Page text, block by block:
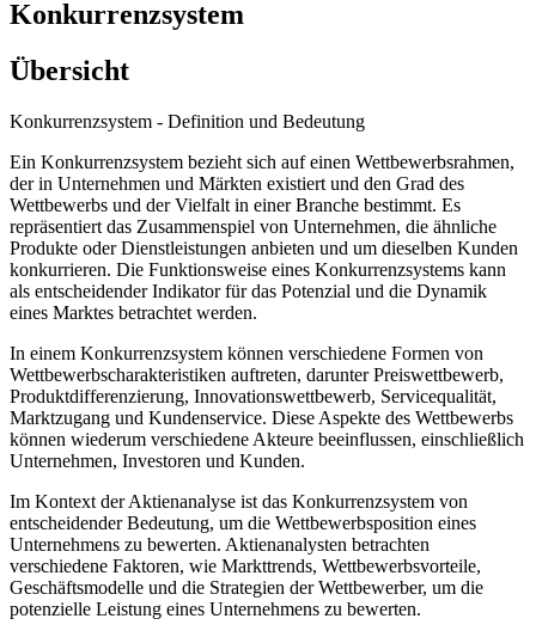
Konkurrenzsystem
Übersicht
Konkurrenzsystem - Definition und Bedeutung
Ein Konkurrenzsystem bezieht sich auf einen Wettbewerbsrahmen,
der in Unternehmen und Märkten existiert und den Grad des
Wettbewerbs und der Vielfalt in einer Branche bestimmt. Es
repräsentiert das Zusammenspiel von Unternehmen, die ähnliche
Produkte oder Dienstleistungen anbieten und um dieselben Kunden
konkurrieren. Die Funktionsweise eines Konkurrenzsystems kann
als entscheidender Indikator für das Potenzial und die Dynamik
eines Marktes betrachtet werden.
In einem Konkurrenzsystem können verschiedene Formen von
Wettbewerbscharakteristiken auftreten, darunter Preiswettbewerb,
Produktdifferenzierung, Innovationswettbewerb, Servicequalität,
Marktzugang und Kundenservice. Diese Aspekte des Wettbewerbs
können wiederum verschiedene Akteure beeinflussen, einschließlich
Unternehmen, Investoren und Kunden.
Im Kontext der Aktienanalyse ist das Konkurrenzsystem von
entscheidender Bedeutung, um die Wettbewerbsposition eines
Unternehmens zu bewerten. Aktienanalysten betrachten
verschiedene Faktoren, wie Markttrends, Wettbewerbsvorteile,
Geschäftsmodelle und die Strategien der Wettbewerber, um die
potenzielle Leistung eines Unternehmens zu bewerten.